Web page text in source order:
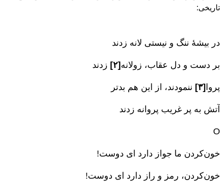
تاریخی‌:
در بیشۀ ننگ و نیستی لانه زدند
بر دست و دل عقاب‌، زولانه [۲] زدند
پروا [۳] ننمودند، از این هم بدتر
آتش به پر غریب پروانه زدند
O
خون‌کردن ما جواز دارد ای دوست‌!
خون‌کردن‌، رمز و راز دارد ای دوست‌!